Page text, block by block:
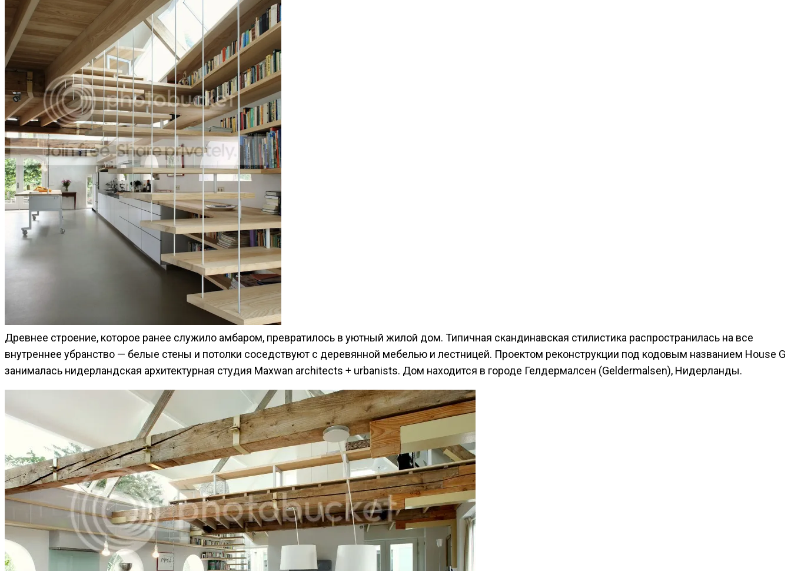
Древнее строение, которое ранее служило амбаром, превратилось в уютный жилой дом. Типичная скандинавская стилистика распространилась на все
внутреннее убранство — белые стены и потолки соседствуют с деревянной мебелью и лестницей. Проектом реконструкции под кодовым названием House G
занималась нидерландская архитектурная студия Maxwan architects + urbanists. Дом находится в городе Гелдермалсен (Geldermalsen), Нидерланды.